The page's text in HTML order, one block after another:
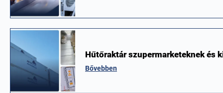
Hűtőraktár szupermarketeknek és
Bővebben